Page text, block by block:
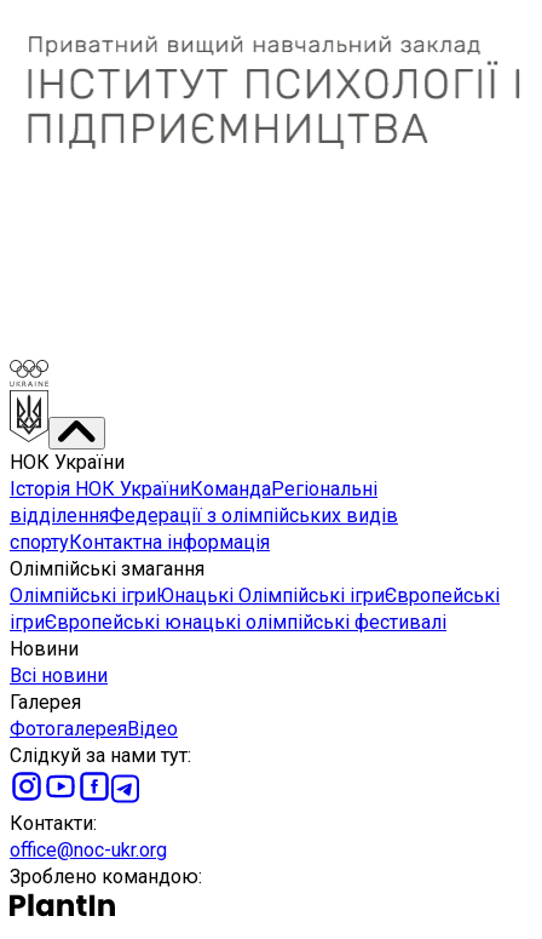
НОК України
Історія НОК УкраїниКомандаРегіональні
відділенняФедерації з олімпійських видів
спортуКонтактна інформація
Олімпійські змагання
Олімпійські ігриЮнацькі Олімпійські ігриЄвропейські
ігриЄвропейські юнацькі олімпійські фестивалі
Новини
Всі новини
Галерея
ФотогалереяВідео
Слідкуй за нами тут:
Контакти:
office@noc-ukr.org
Зроблено командою: